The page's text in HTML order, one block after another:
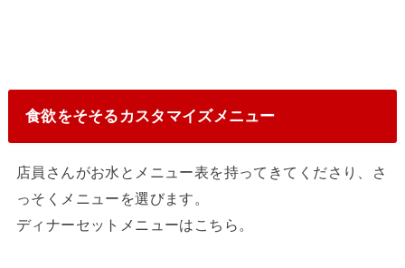
食欲をそそるカスタマイズメニュー
店員さんがお水とメニュー表を持ってきてくださり、さ
っそくメニューを選びます。
ディナーセットメニューはこちら。